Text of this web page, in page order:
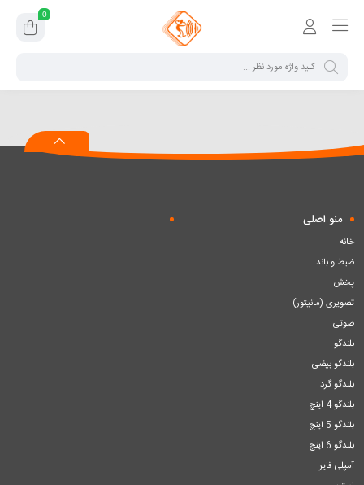
0
منو اصلی
خانه
ضبط و باند
پخش
تصویری (مانیتور)
صوتی
بلندگو
بلندگو بیضی
بلندگو گرد
بلندگو 4 اینچ
بلندگو 5 اینچ
بلندگو 6 اینچ
آمپلی فایر